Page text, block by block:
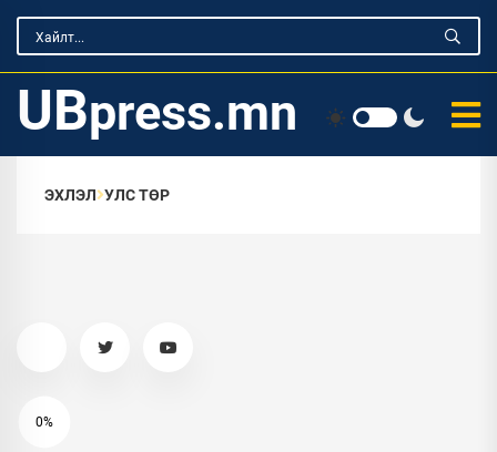
UBpress.mn
ЭХЛЭЛ УЛС ТӨР
0%